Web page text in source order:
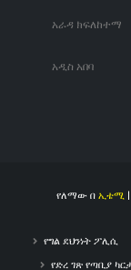
አራዳ ክፍለከተማ
አዲስ አበባ
የለማው በ ኢቴሚ|
የግል ደህንነት ፖሊሲ
የድረ ገጽ የጣቢያ